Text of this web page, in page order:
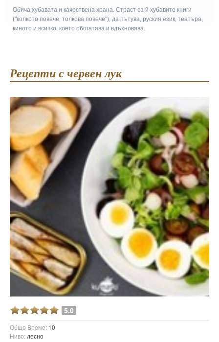
Обича хубавата и качествена храна. Страст са й хубавите книги
("колкото повече, толкова повече"), да пътува, руския език, театъра,
киното и всичко, което обогатява и вдъхновява.
Рецепти с червен лук
5.0
Общо Време: 10
Ниво: лесно